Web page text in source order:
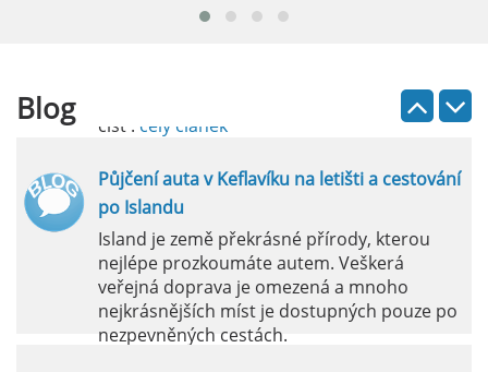
Blog
Půjčení auta na letišti Lefkada je skvělý
číst : celý článek
Půjčení auta v Keflavíku na letišti a cestování
po Islandu
Island je země překrásné přírody, kterou
nejlépe prozkoumáte autem. Veškerá
veřejná doprava je omezená a mnoho
nejkrásnějších míst je dostupných pouze po
nezpevněných cestách.